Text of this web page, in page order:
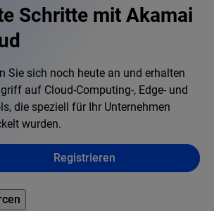
Schritte mit Akamai
Sie sich noch heute an und erhalten
auf Cloud-Computing-, Edge- und
die speziell für Ihr Unternehmen
wurden.
Registrieren